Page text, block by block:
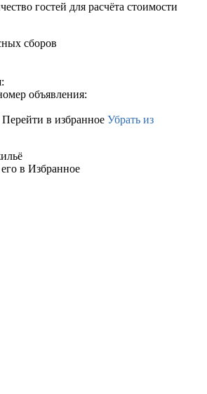
гостей для расчёта стоимости
сборов
объявления:
Перейти в избранное Убрать из
в Избранное